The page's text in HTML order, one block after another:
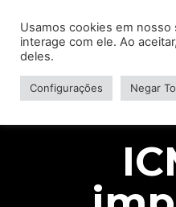
Usamos cookies em
interage com ele. Ao
deles.
Configurações Negar